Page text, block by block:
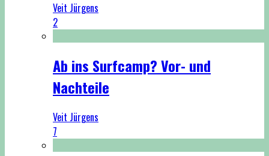
Veit Jürgens
2
Ab ins Surfcamp? Vor- und
Nachteile
Veit Jürgens
7